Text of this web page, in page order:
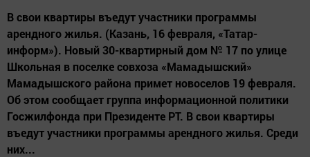
В свои квартиры въедут участники программы
арендного жилья. (Казань, 16 февраля, «Татар-
информ»). Новый 30-квартирный дом № 17 по улице
Школьная в поселке совхоза «Мамадышский»
Мамадышского района примет новоселов 19 февраля.
Об этом сообщает группа информационной политики
Госжилфонда при Президенте РТ. В свои квартиры
въедут участники программы арендного жилья. Среди
них...